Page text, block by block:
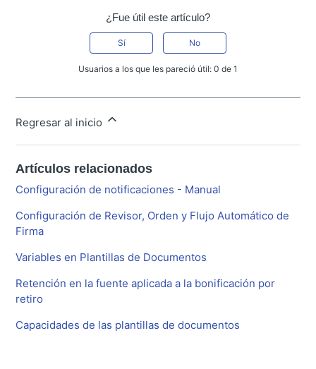
¿Fue útil este artículo?
Sí No
Usuarios a los que les pareció útil: 0 de 1
Regresar al inicio
Artículos relacionados
Configuración de notificaciones - Manual
Configuración de Revisor, Orden y Flujo Automático de
Firma
Variables en Plantillas de Documentos
Retención en la fuente aplicada a la bonificación por
retiro
Capacidades de las plantillas de documentos